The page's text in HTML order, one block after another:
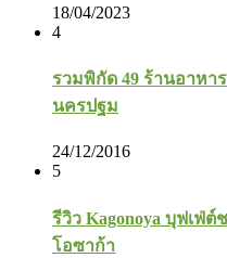
18/04/2023
4
รวมพิกัด 49 ร้านอาหา
นครปฐม
24/12/2016
5
รีวิว Kagonoya บุฟเฟ่
โอซาก้า